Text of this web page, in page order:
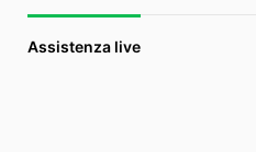
Assistenza live